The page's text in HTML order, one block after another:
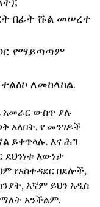
በፊት ሹል መሠረተ
የማይጣጣም
ለመከላከል.
ውስጥ ያሉ
አለበት. የ መንገዶች
ይቀጥላሉ. እና ሕግ
ደህንነቱ እውነታ
የአስተዳደር በደሎች,
እኛም ይህን አዲስ
አንችልም.